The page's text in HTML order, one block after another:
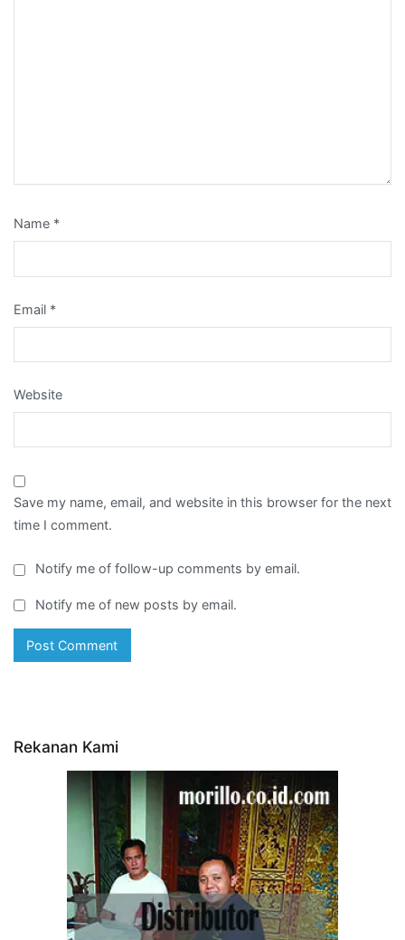
Name *
Email *
Website
Save my name, email, and website in this browser for the next
time I comment.
Notify me of follow-up comments by email.
Notify me of new posts by email.
Rekanan Kami